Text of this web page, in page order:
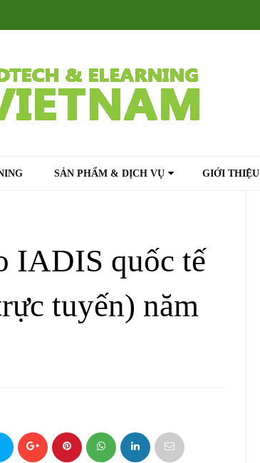
SẢN PHẨM & DỊCH VỤ GIỚI THIỆU
IADIS quốc tế
tuyến) năm